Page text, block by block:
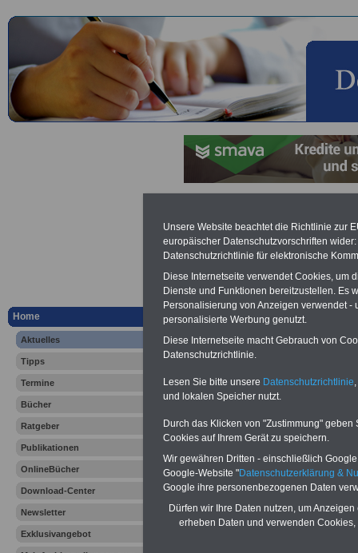
Home
Aktuelles
Tipps
Termine
Bücher
Ratgeber
Publikationen
OnlineBücher
Download-Center
Newsletter
Exklusivangebot
Aktuelles
Zahlen -
zum
2017
Vorteile für den
Vergleichen und sparen:
Berufsunfähigkeitsabsicherung
Online-Vergleich Gesetzliche
Krankenkassen-
Zahnzusatzversicherung-
Unsere Website beachtet die Richtlinie zur
europäischer Datenschutzvorschriften
Datenschutzrichtlinie für elektronische
Diese Internetseite verwendet Cookies, um
Dienste und Funktionen bereitzustellen. Es
Personalisierung von Anzeigen verwendet
personalisierte Werbung genutzt.
Diese Internetseite macht Gebrauch von
Datenschutzrichtlinie.
Lesen Sie bitte unsere Datenschutzrichtlinie
und lokalen Speicher nutzt.
Durch das Klicken von "Zustimmung"
Cookies auf Ihrem Gerät zu speichern.
Wir gewähren Dritten - einschließlich
Google-Website "Datenschutzerklärung &
Google ihre personenbezogenen Daten
Dürfen wir Ihre Daten nutzen, um
erheben Daten und verwenden